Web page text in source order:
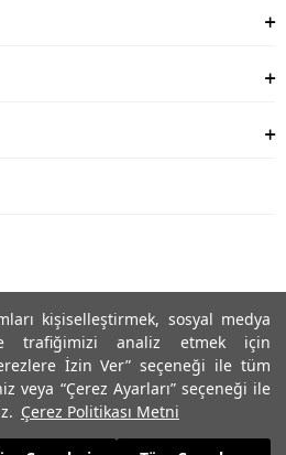
kişiselleştirmek, sosyal medya
trafiğimizi analiz etmek için
İzin Ver” seçeneği ile tüm
veya “Çerez Ayarları” seçeneği ile
Çerez Politikası Metni
Saklıdır, İzinsiz kullanılamaz